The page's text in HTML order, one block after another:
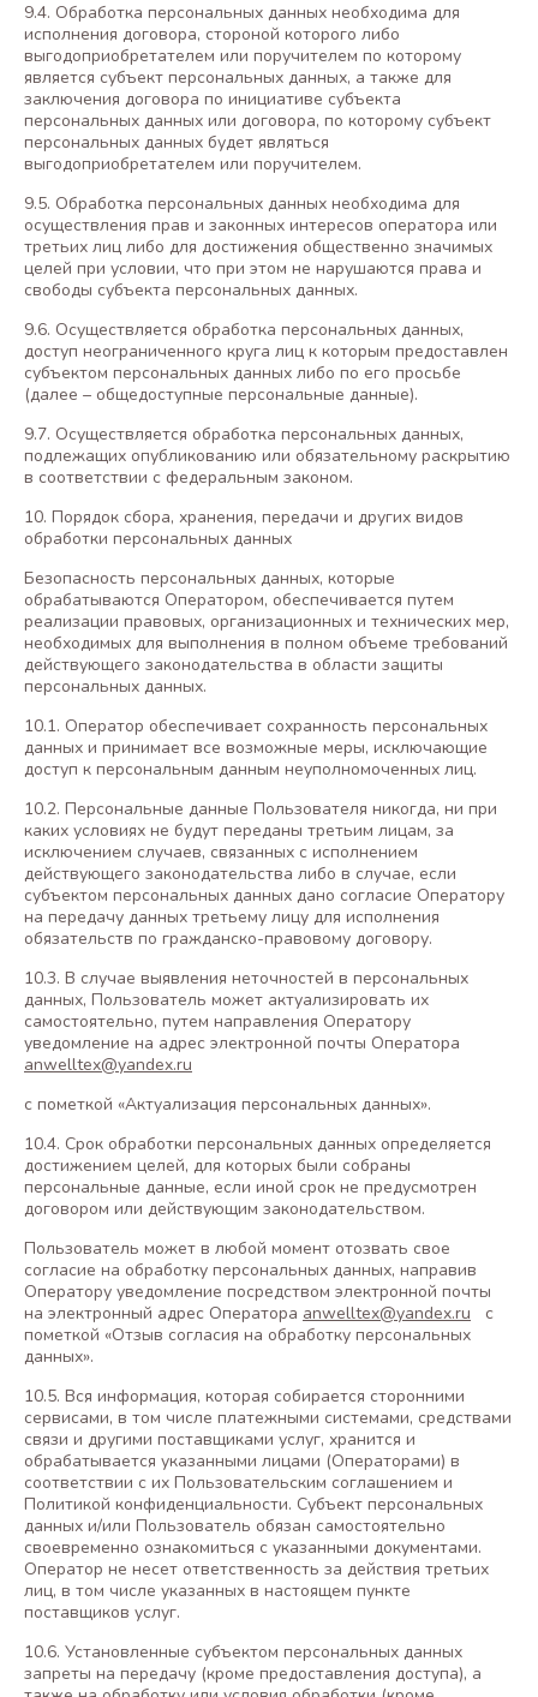
9.4. Обработка персональных данных необходима для
исполнения договора, стороной которого либо
выгодоприобретателем или поручителем по которому
является субъект персональных данных, а также для
заключения договора по инициативе субъекта
персональных данных или договора, по которому субъект
персональных данных будет являться
выгодоприобретателем или поручителем.
9.5. Обработка персональных данных необходима для
осуществления прав и законных интересов оператора или
третьих лиц либо для достижения общественно значимых
целей при условии, что при этом не нарушаются права и
свободы субъекта персональных данных.
9.6. Осуществляется обработка персональных данных,
доступ неограниченного круга лиц к которым предоставлен
субъектом персональных данных либо по его просьбе
(далее – общедоступные персональные данные).
9.7. Осуществляется обработка персональных данных,
подлежащих опубликованию или обязательному раскрытию
в соответствии с федеральным законом.
10. Порядок сбора, хранения, передачи и других видов
обработки персональных данных
Безопасность персональных данных, которые
обрабатываются Оператором, обеспечивается путем
реализации правовых, организационных и технических мер,
необходимых для выполнения в полном объеме требований
действующего законодательства в области защиты
персональных данных.
10.1. Оператор обеспечивает сохранность персональных
данных и принимает все возможные меры, исключающие
доступ к персональным данным неуполномоченных лиц.
10.2. Персональные данные Пользователя никогда, ни при
каких условиях не будут переданы третьим лицам, за
исключением случаев, связанных с исполнением
действующего законодательства либо в случае, если
субъектом персональных данных дано согласие Оператору
на передачу данных третьему лицу для исполнения
обязательств по гражданско-правовому договору.
10.3. В случае выявления неточностей в персональных
данных, Пользователь может актуализировать их
самостоятельно, путем направления Оператору
уведомление на адрес электронной почты Оператора
anwelltex@yandex.ru
с пометкой «Актуализация персональных данных».
10.4. Срок обработки персональных данных определяется
достижением целей, для которых были собраны
персональные данные, если иной срок не предусмотрен
договором или действующим законодательством.
Пользователь может в любой момент отозвать свое
согласие на обработку персональных данных, направив
Оператору уведомление посредством электронной почты
на электронный адрес Оператора anwelltex@yandex.ru с
пометкой «Отзыв согласия на обработку персональных
данных».
10.5. Вся информация, которая собирается сторонними
сервисами, в том числе платежными системами, средствами
связи и другими поставщиками услуг, хранится и
обрабатывается указанными лицами (Операторами) в
соответствии с их Пользовательским соглашением и
Политикой конфиденциальности. Субъект персональных
данных и/или Пользователь обязан самостоятельно
своевременно ознакомиться с указанными документами.
Оператор не несет ответственность за действия третьих
лиц, в том числе указанных в настоящем пункте
поставщиков услуг.
10.6. Установленные субъектом персональных данных
запреты на передачу (кроме предоставления доступа), а